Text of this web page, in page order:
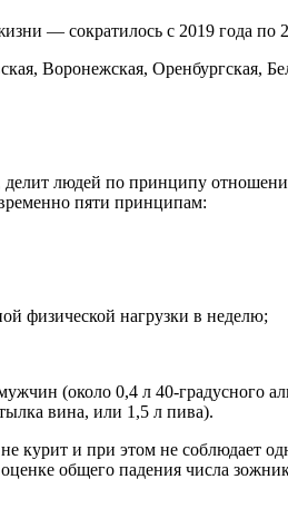
— сократилось с 2019 года по
Воронежская, Оренбургская,
делит людей по принципу
пяти принципам:
физической нагрузки в неделю;
(около 0,4 л 40-градусного
вина, или 1,5 л пива).
курит и при этом не соблюдает
общего падения числа